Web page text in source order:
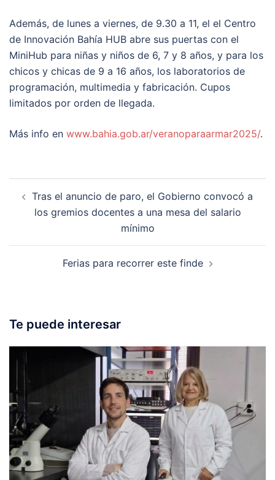
Además, de lunes a viernes, de 9.30 a 11, el el Centro
de Innovación Bahía HUB abre sus puertas con el
MiniHub para niñas y niños de 6, 7 y 8 años, y para los
chicos y chicas de 9 a 16 años, los laboratorios de
programación, multimedia y fabricación. Cupos
limitados por orden de llegada.
Más info en www.bahia.gob.ar/veranoparaarmar2025/.
navigation
Tras el anuncio de paro, el Gobierno convocó a
los gremios docentes a una mesa del salario
mínimo
Ferias para recorrer este finde
Te puede interesar